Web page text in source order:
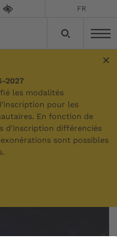
FR
2027
les modalités
pour les
En fonction de
d'inscription différenciés
sont possibles
universitaire, les
nombreuses